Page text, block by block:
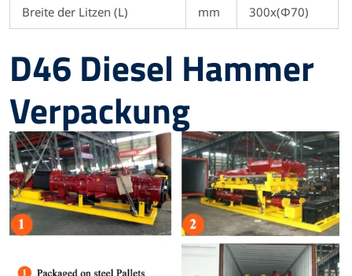
Breite der Litzen (L) mm 300x(Φ70)
D46 Diesel Hammer
Verpackung